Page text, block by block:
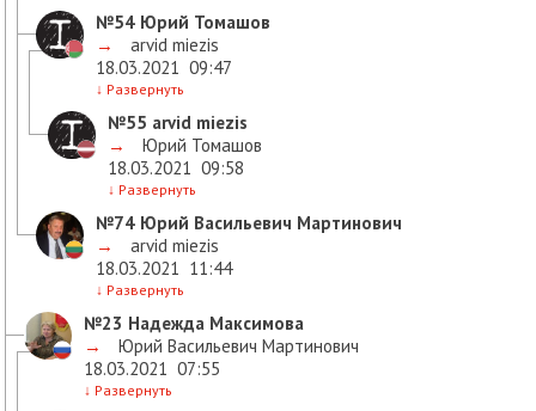
№54 Юрий Томашов
→
arvid miezis
18.03.2021 09:47
↓ Развернуть
№55 arvid miezis
→
Юрий Томашов
18.03.2021 09:58
↓ Развернуть
№74 Юрий Васильевич Мартинович
→
arvid miezis
18.03.2021 11:44
↓ Развернуть
№23 Надежда Максимова
→
Юрий Васильевич Мартинович
18.03.2021 07:55
↓ Развернуть